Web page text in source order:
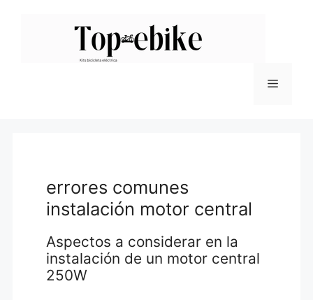
Menú
errores comunes
instalación motor central
Aspectos a considerar en la
instalación de un motor central
250W